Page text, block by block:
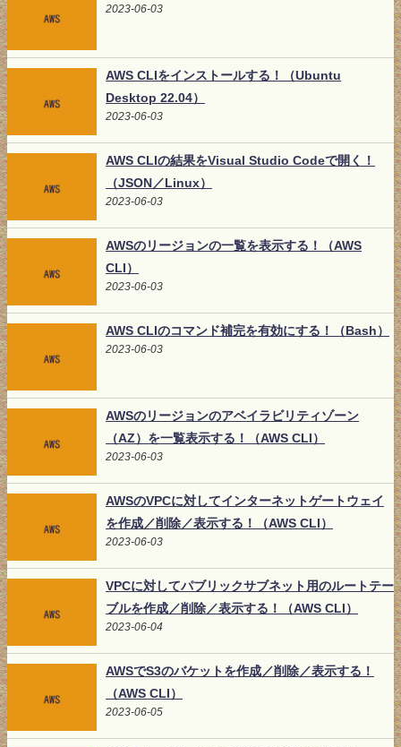
2023-06-03
AWS CLIをインストールする！（Ubuntu
Desktop 22.04）
2023-06-03
AWS CLIの結果をVisual Studio Codeで開く！
（JSON／Linux）
2023-06-03
AWSのリージョンの一覧を表示する！（AWS
CLI）
2023-06-03
AWS CLIのコマンド補完を有効にする！（Bash）
2023-06-03
AWSのリージョンのアベイラビリティゾーン
（AZ）を一覧表示する！（AWS CLI）
2023-06-03
AWSのVPCに対してインターネットゲートウェイ
を作成／削除／表示する！（AWS CLI）
2023-06-03
VPCに対してパブリックサブネット用のルートテー
ブルを作成／削除／表示する！（AWS CLI）
2023-06-04
AWSでS3のバケットを作成／削除／表示する！
（AWS CLI）
2023-06-05